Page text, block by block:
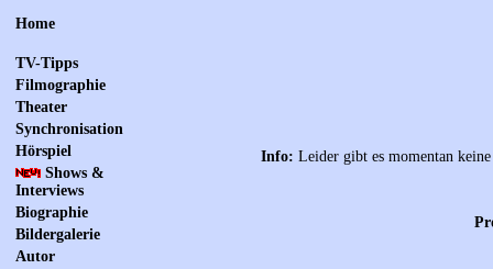
Home
TV-Tipps
Filmographie
Theater
Synchronisation
Hörspiel
Shows &
Interviews
Biographie
Bildergalerie
Autor
Info: Leider gibt es momentan